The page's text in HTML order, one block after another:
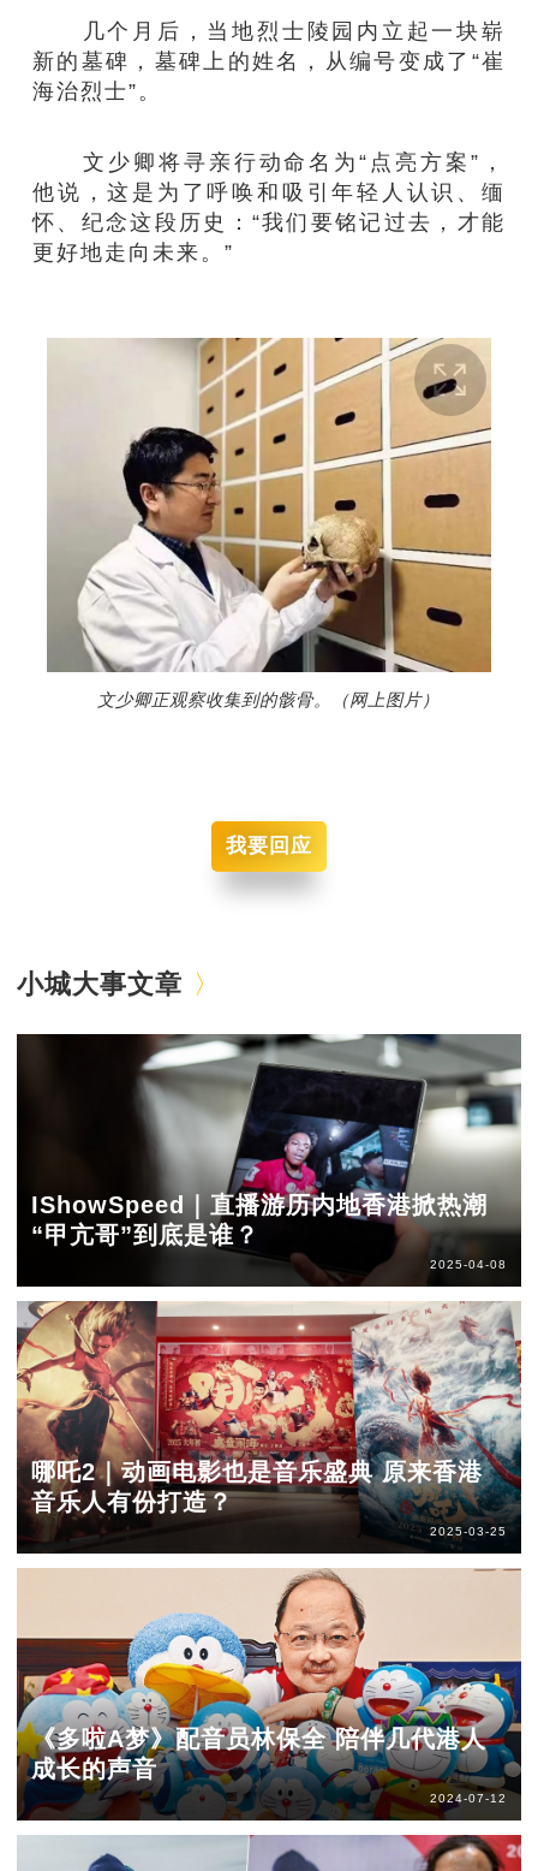
几个月后，当地烈士陵园内立起一块崭
新的墓碑，墓碑上的姓名，从编号变成了“崔
海治烈士”。
文少卿将寻亲行动命名为“点亮方案”，
他说，这是为了呼唤和吸引年轻人认识、缅
怀、纪念这段历史：“我们要铭记过去，才能
更好地走向未来。”
文少卿正观察收集到的骸骨。（网上图片）
我要回应
小城大事文章
IShowSpeed｜直播游历内地香港掀热潮
“甲亢哥”到底是谁？
2025-04-08
哪吒2｜动画电影也是音乐盛典 原来香港
音乐人有份打造？
2025-03-25
《多啦A梦》配音员林保全 陪伴几代港人
成长的声音
2024-07-12